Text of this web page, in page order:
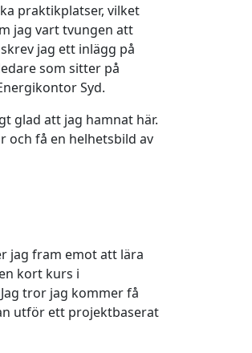
praktikplatser, vilket
jag vart tvungen att
jag ett inlägg på
som sitter på
Syd.
glad att jag hamnat här.
och få en helhetsbild av
jag fram emot att lära
kort kurs i
tror jag kommer få
utför ett projektbaserat